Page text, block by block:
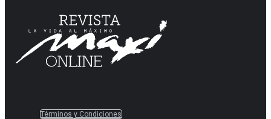
Términos y Condiciones